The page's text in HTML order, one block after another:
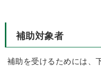
補助対象者
補助を受けるためには、